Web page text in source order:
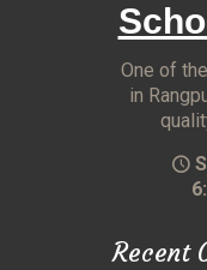
One of
in
Recent